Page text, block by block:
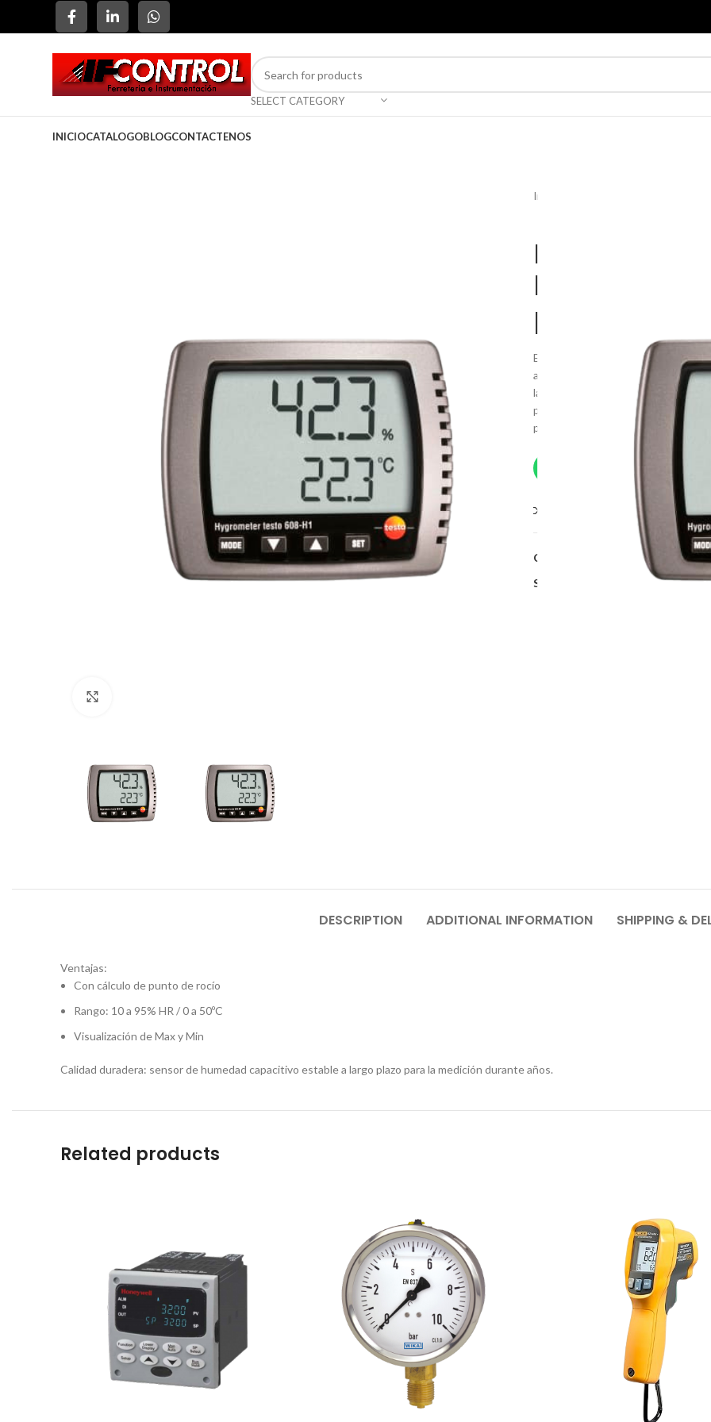
SELECT CATEGORY
INICIOCATALOGOBLOGCONTACTENOS
Inicio
Indicador
humedad
pared
El termohigrómetro testo 608-H1
ambiente. Puede utilizar el
laboratorios, viveros o viviendas
punto de rocío. La pestaña en la
pared o colocarlo sobre una mesa o
Category:
Accesorios
Share:
DESCRIPTION ADDITIONAL INFORMATION SHIPPING &
Ventajas:
Con cálculo de punto de rocío
Rango: 10 a 95% HR / 0 a 50ºC
Visualización de Max y Min
Calidad duradera: sensor de humedad capacitivo estable a largo plazo para la medición durante años.
Related products